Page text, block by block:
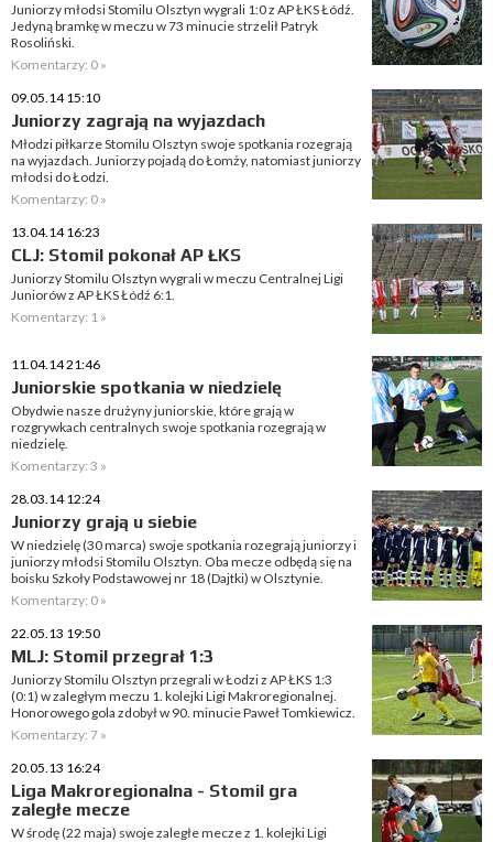
Juniorzy młodsi Stomilu Olsztyn wygrali 1:0 z AP ŁKS Łódź.
Jedyną bramkę w meczu w 73 minucie strzelił Patryk
Rosoliński.
Komentarzy: 0 »
09.05.14 15:10
Juniorzy zagrają na wyjazdach
Młodzi piłkarze Stomilu Olsztyn swoje spotkania rozegrają
na wyjazdach. Juniorzy pojadą do Łomży, natomiast juniorzy
młodsi do Łodzi.
Komentarzy: 0 »
13.04.14 16:23
CLJ: Stomil pokonał AP ŁKS
Juniorzy Stomilu Olsztyn wygrali w meczu Centralnej Ligi
Juniorów z AP ŁKS Łódź 6:1.
Komentarzy: 1 »
11.04.14 21:46
Juniorskie spotkania w niedzielę
Obydwie nasze drużyny juniorskie, które grają w
rozgrywkach centralnych swoje spotkania rozegrają w
niedzielę.
Komentarzy: 3 »
28.03.14 12:24
Juniorzy grają u siebie
W niedzielę (30 marca) swoje spotkania rozegrają juniorzy i
juniorzy młodsi Stomilu Olsztyn. Oba mecze odbędą się na
boisku Szkoły Podstawowej nr 18 (Dajtki) w Olsztynie.
Komentarzy: 0 »
22.05.13 19:50
MLJ: Stomil przegrał 1:3
Juniorzy Stomilu Olsztyn przegrali w Łodzi z AP ŁKS 1:3
(0:1) w zaległym meczu 1. kolejki Ligi Makroregionalnej.
Honorowego gola zdobył w 90. minucie Paweł Tomkiewicz.
Komentarzy: 7 »
20.05.13 16:24
Liga Makroregionalna - Stomil gra
zaległe mecze
W środę (22 maja) swoje zaległe mecze z 1. kolejki Ligi